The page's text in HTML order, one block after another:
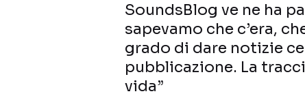
SoundsBlog ve ne ha
sapevamo che c’era,
grado di dare notizie
pubblicazione. La
vida”